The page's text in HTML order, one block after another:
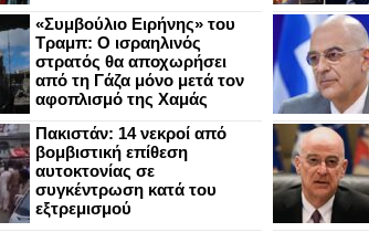
«Συμβούλιο Ειρήνης» του
Τραμπ: Ο ισραηλινός
στρατός θα αποχωρήσει
από τη Γάζα μόνο μετά τον
αφοπλισμό της Χαμάς
Πακιστάν: 14 νεκροί από
βομβιστική επίθεση
αυτοκτονίας σε
συγκέντρωση κατά του
εξτρεμισμού